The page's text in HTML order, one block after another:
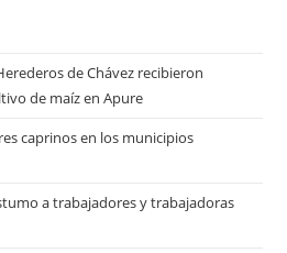
de Chávez recibieron
de maíz en Apure
caprinos en los municipios
a trabajadores y trabajadoras